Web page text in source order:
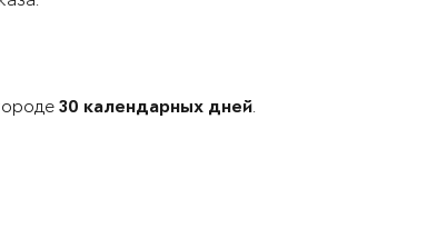
30 календарных дней.